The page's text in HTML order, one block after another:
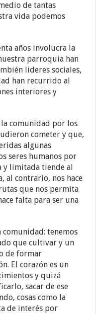
de tantas
vida podemos
años involucra la
parroquia han
lideres sociales,
han recurrido al
interiores y
comunidad por los
cometer y que,
algunas
seres humanos por
y limitada tiende al
al contrario, nos hace
que nos permita
falta para ser una
comunidad: tenemos
que cultivar y un
de formar
El corazón es un
y quizá
sacar de ese
cosas como la
de interés por